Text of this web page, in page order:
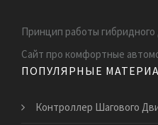
Принцип работы гибридного
Сайт про комфортные
ПОПУЛЯРНЫЕ
Контроллер Шагового